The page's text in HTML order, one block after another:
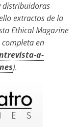
distribuidoras
extractos de la
Ethical Magazine
en
a-
).